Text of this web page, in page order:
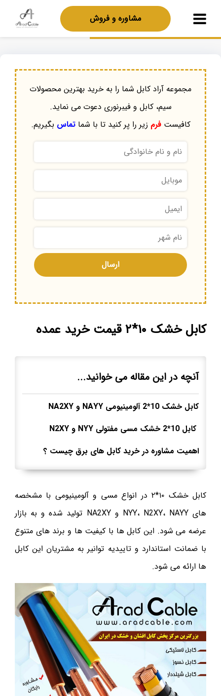
مشاوره و فروش
مجموعه آراد کابل شما را به خرید بهترین محصولات
سیم، کابل و فیبرنوری دعوت می نماید.
کافیستفرم زیر را پر کنید تا با شماتماس بگیریم.
کابل خشک ۱۰*۲ قیمت خرید عمده
آنچه در این مقاله می خوانید...
کابل خشک 10*2 آلومینیومی NAYY و NA2XY
کابل 10*2 خشک مسی مفتولی
NYY و N2XY
اهمیت مشاوره در خرید کابل های برق چیست ؟
کابل خشک ۱۰*۲ در انواع مسی و آلومینیومی با مشخصه
های NYY، N2XY، NAYY و NA2XY تولید شده و به بازار
عرضه می شود. این کابل ها با کیفیت ها و برند های متنوع
با ضمانت استاندارد و تاییدیه توانیر به مشتریان این کابل
ها ارائه می شود.